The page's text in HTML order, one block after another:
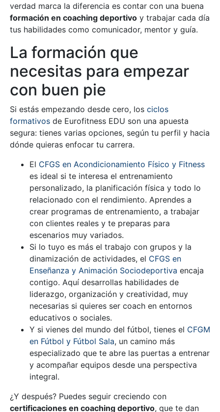
verdad marca la diferencia es contar con una buena
formación en coaching deportivo y trabajar cada día
tus habilidades como comunicador, mentor y guía.
La formación que
necesitas para empezar
con buen pie
Si estás empezando desde cero, los ciclos
formativos de Eurofitness EDU son una apuesta
segura: tienes varias opciones, según tu perfil y hacia
dónde quieras enfocar tu carrera.
El CFGS en Acondicionamiento Físico y Fitness
es ideal si te interesa el entrenamiento
personalizado, la planificación física y todo lo
relacionado con el rendimiento. Aprendes a
crear programas de entrenamiento, a trabajar
con clientes reales y te preparas para
escenarios muy variados.
Si lo tuyo es más el trabajo con grupos y la
dinamización de actividades, el CFGS en
Enseñanza y Animación Sociodeportiva encaja
contigo. Aquí desarrollas habilidades de
liderazgo, organización y creatividad, muy
necesarias si quieres ser coach en entornos
educativos o sociales.
Y si vienes del mundo del fútbol, tienes el CFGM
en Fútbol y Fútbol Sala, un camino más
especializado que te abre las puertas a entrenar
y acompañar equipos desde una perspectiva
integral.
¿Y después? Puedes seguir creciendo con
certificaciones en coaching deportivo, que te dan